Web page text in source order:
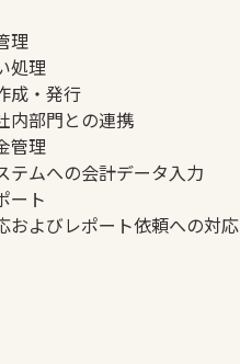
理
処理
成・発行
内部門との連携
管理
テムへの会計データ入力
ート
およびレポート依頼への対応